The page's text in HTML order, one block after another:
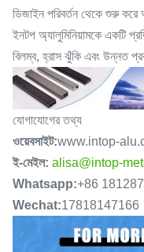
ডিজাইন পরিবর্তন থেকে শুরু করে
ইনটপ অ্যালুমিনিয়ামকে একটি
বিলম্ব, হ্রাস ঝুঁকি এবং উন্নত
যোগাযোগের তথ্য
ওয়েবসাইট:www.intop-
ই-মেইল: alisa@intop-
Whatsapp:+86
Wechat:17818147166